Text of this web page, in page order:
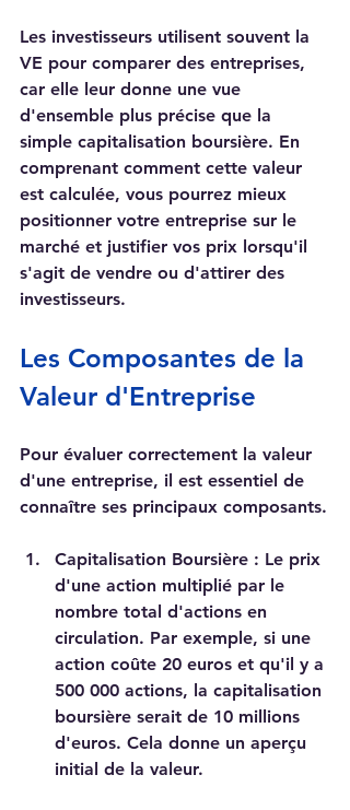
Les investisseurs utilisent souvent la
VE pour comparer des entreprises,
car elle leur donne une vue
d'ensemble plus précise que la
simple capitalisation boursière. En
comprenant comment cette valeur
est calculée, vous pourrez mieux
positionner votre entreprise sur le
marché et justifier vos prix lorsqu'il
s'agit de vendre ou d'attirer des
investisseurs.
Les Composantes de la
Valeur d'Entreprise
Pour évaluer correctement la valeur
d'une entreprise, il est essentiel de
connaître ses principaux composants.
Capitalisation Boursière : Le prix
d'une action multiplié par le
nombre total d'actions en
circulation. Par exemple, si une
action coûte 20 euros et qu'il y a
500 000 actions, la capitalisation
boursière serait de 10 millions
d'euros. Cela donne un aperçu
initial de la valeur.